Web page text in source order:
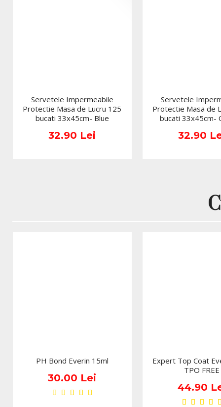
Servetele Impermeabile
Protectie Masa de Lucru 125
bucati 33x45cm- Blue
32.90 Lei
Servetele
Protectie Masa de
bucati 33x45cm-
32.90
PH Bond Everin 15ml
30.00 Lei
Expert Top Coat
TPO FREE
44.90